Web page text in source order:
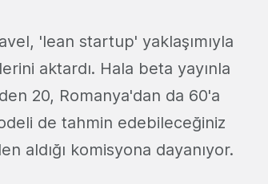
'lean startup' yaklaşımıyla
aktardı. Hala beta yayınla
20, Romanya'dan da 60'a
de tahmin edebileceğiniz
aldığı komisyona dayanıyor.